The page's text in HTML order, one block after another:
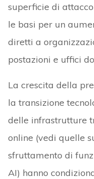
superficie di
le basi per un
diretti a
postazioni e uffici
La crescita della
la transizione
delle infrastrutture
online (vedi quelle
sfruttamento di
AI) hanno